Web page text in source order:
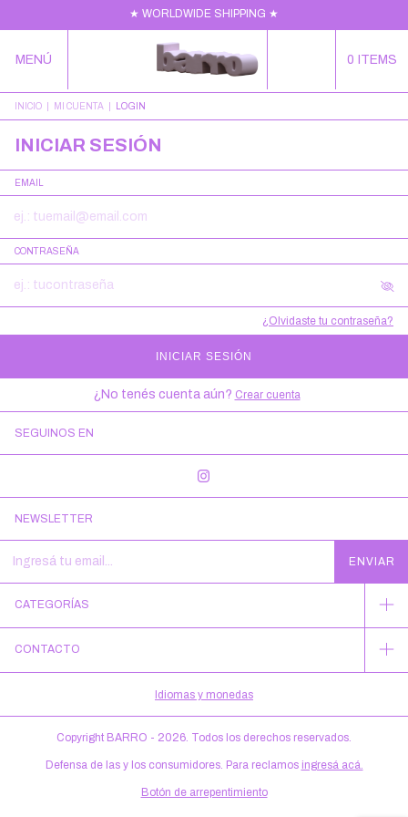
★ WORLDWIDE SHIPPING ★
MENÚ 0 ITEMS
INICIO MI CUENTA LOGIN
INICIAR SESIÓN
EMAIL
CONTRASEÑA
¿Olvidaste tu contraseña?
INICIAR SESIÓN
¿No tenés cuenta aún? Crear cuenta
SEGUINOS EN
NEWSLETTER
CATEGORÍAS
CONTACTO
Idiomas y monedas
Copyright BARRO - 2026. Todos los derechos reservados.
Defensa de las y los consumidores. Para reclamos ingresá acá.
Botón de arrepentimiento